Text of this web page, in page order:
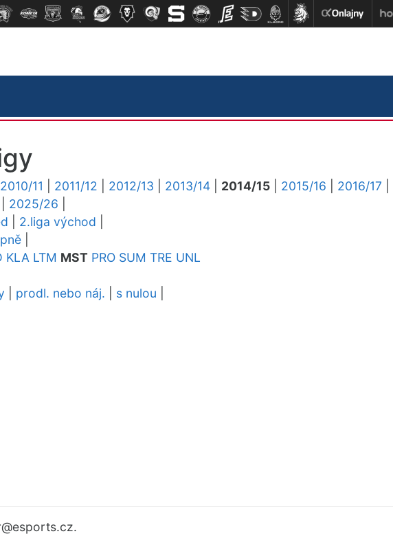
2010/11 2011/12 2012/13 2013/14 2014/15 2015/16 2016/17
2025/26
2.liga východ
KLA LTM MST PRO SUM TRE UNL
prodl. nebo náj. s nulou
@esports.cz.